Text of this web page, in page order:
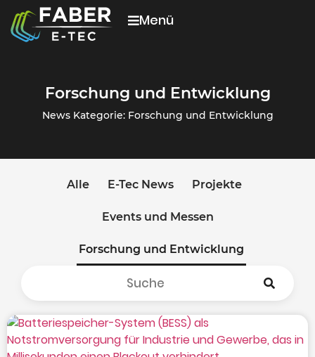
Menü
Forschung und Entwicklung
News Kategorie: Forschung und Entwicklung
Alle E-Tec News Projekte
Events und Messen
Forschung und Entwicklung